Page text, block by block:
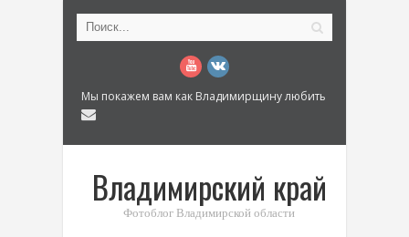
Мы покажем вам как Владимирщину любить
Владимирский край
Фотоблог Владимирской области